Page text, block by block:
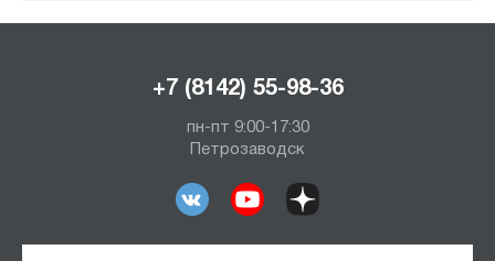
+7 (8142) 55-98-36
пн-пт 9:00-17:30
Петрозаводск